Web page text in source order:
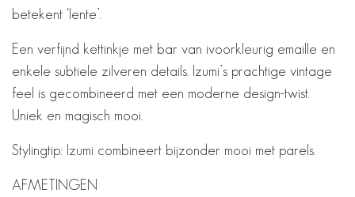
betekent ‘lente’.
Een verfijnd kettinkje met bar van ivoorkleurig emaille en
enkele subtiele zilveren details. Izumi’s prachtige vintage
feel is gecombineerd met een moderne design-twist.
Uniek en magisch mooi.
Stylingtip: Izumi combineert bijzonder mooi met parels.
AFMETINGEN